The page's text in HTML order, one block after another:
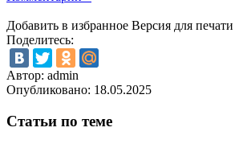
Добавить в избранное Версия для печати
Поделитесь:
Автор: admin
Опубликовано: 18.05.2025
Статьи по теме